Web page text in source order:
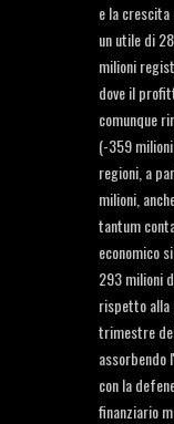
e la
un utile di
milioni
dove il
comunque
(-359
regioni, a
milioni,
tantum
economico
293 milioni
rispetto alla
trimestre
con la
finanziario